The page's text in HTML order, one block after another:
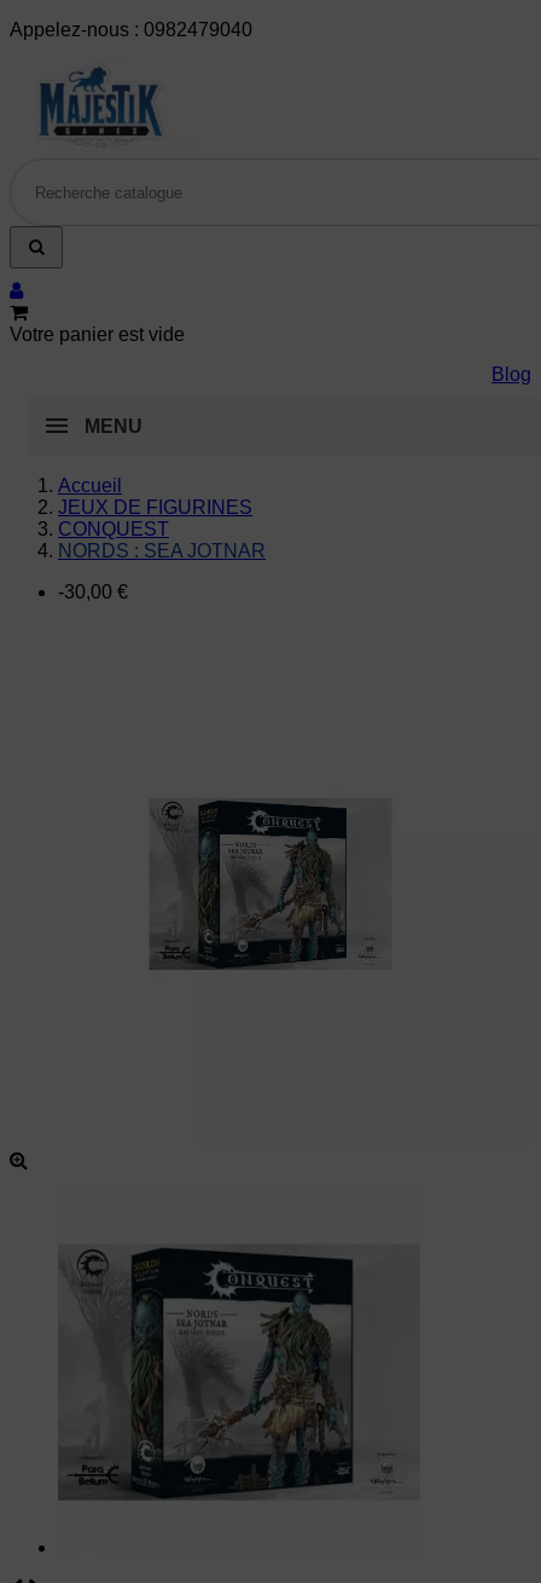
Appelez-nous : 0982479040
Votre panier est vide
Blog
MENU
Accueil
JEUX DE FIGURINES
CONQUEST
NORDS : SEA JOTNAR
-30,00 €